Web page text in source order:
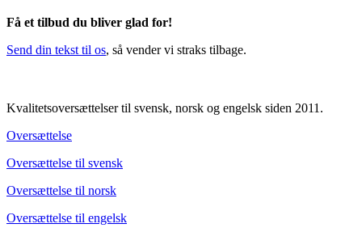
Få et tilbud du bliver glad for!
Send din tekst til os, så vender vi straks tilbage.
Kvalitetsoversættelser til svensk, norsk og engelsk siden 2011.
Oversættelse
Oversættelse til svensk
Oversættelse til norsk
Oversættelse til engelsk